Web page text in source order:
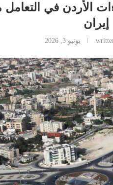
الأردن في
إيران
يونيو 3, 2026